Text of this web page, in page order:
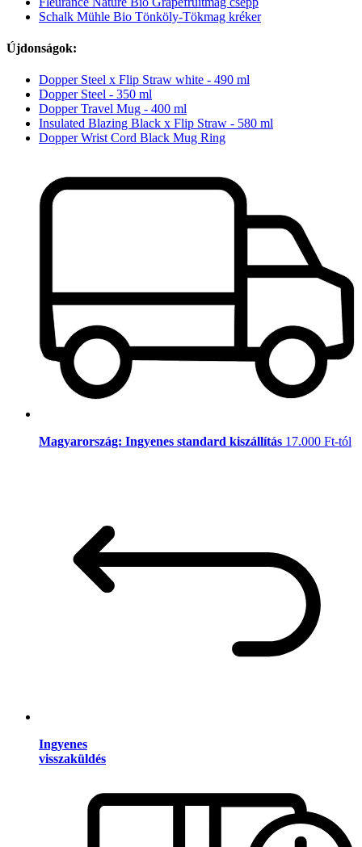
Schalk Mühle Bio Tönköly-Tökmag kréker
Újdonságok:
Dopper Steel x Flip Straw white - 490 ml
Dopper Steel - 350 ml
Dopper Travel Mug - 400 ml
Insulated Blazing Black x Flip Straw - 580 ml
Dopper Wrist Cord Black Mug Ring
Magyarország: Ingyenes standard kiszállítás 17.000 Ft-tól
Ingyenes
visszaküldés